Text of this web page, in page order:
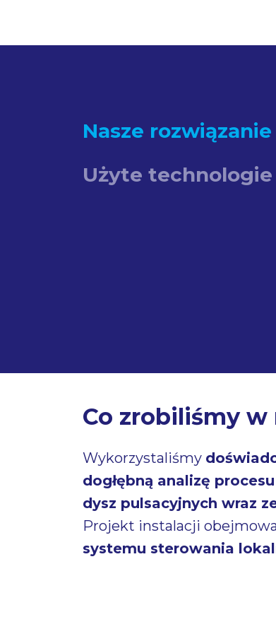
Nasze rozwiązanie
Użyte technologie
Co zrobiliśmy
Wykorzystaliśmy
dogłębną analizę
dysz pulsacyjnych wraz
Projekt instalacji
systemu sterowania